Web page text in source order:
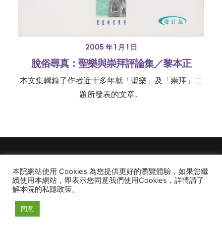
2005 年 1 月 1 日
脫俗尋真：聖樂與崇拜評論集／黎本正
本文集輯錄了作者近十多年就「聖樂」及「崇拜」二
題所發表的文章。
© 2026 建道神學院Alliance Bible Seminary. All rights reserved
本院網站使用 Cookies 為您提供更好的瀏覽體驗，如果您繼
續使用本網站，即表示您同意我們使用Cookies，詳情請了
解本院的私隱政策。
同意